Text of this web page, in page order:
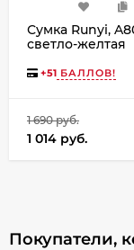
Сумка Runyi,
светло-желтая
+51 БАЛЛОВ!
1 690 руб.
1 014 руб.
Покупатели,